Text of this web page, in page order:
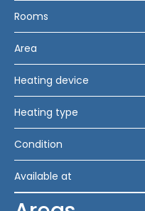
Rooms
Area
Heating device
Heating type
Condition
Available at